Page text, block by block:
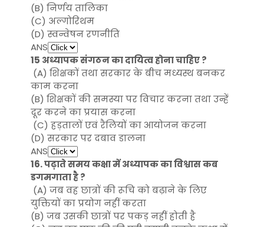
(B) निर्णय तालिका
(C) अल्गोरिथम
(D) स्वन्वेषन रणनीति
ANS
15 अध्यापकसंगठन का दायित्व होना चाहिए ?
(A) शिक्षकों तथा सरकार के बीच मध्यस्थ बनकर
काम करना
(B) शिक्षकों की समस्या पर विचार करना तथा उन्हें
दूर करने का प्रयास करना
(C) हड़तालों एवं रैलियों का आयोजन करना
(D) सरकार पर दबाव डालना
ANS
16. पढ़ाते समय कक्षा में अध्यापक का विश्वास कब
डगमगाता है ?
(A) जब वह छात्रों की रूचि को बढ़ाने के लिए
युक्तियों का प्रयोग नहीं करता
(B) जब उसकी छात्रों पर पकड़ नहीं होती है